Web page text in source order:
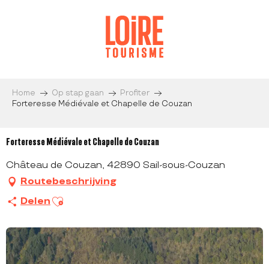
Home Op stap gaan
Profiter
Forteresse Médiévale et Chapelle de Couzan
Forteresse Médiévale et Chapelle de Couzan
Château de Couzan, 42890 Sail-sous-Couzan
Routebeschrijving
Delen Ajouter aux favoris